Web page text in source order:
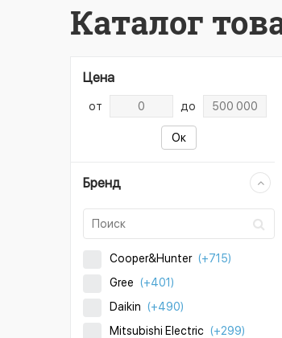
Каталог
Цена
от до
Ок
Бренд
Cooper&Hunter (+715)
Gree (+401)
Daikin (+490)
Mitsubishi Electric (+299)